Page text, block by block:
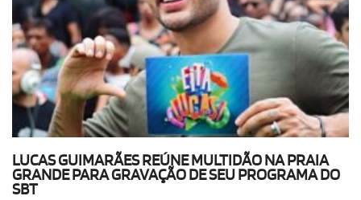
LUCAS GUIMARÃES REÚNE MULTIDÃO NA PRAIA
GRANDE PARA GRAVAÇÃO DE SEU PROGRAMA DO
SBT